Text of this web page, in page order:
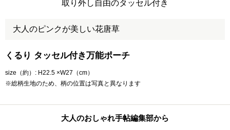
取り外し自由のタッセル付き
大人のピンクが美しい花唐草
くるり タッセル付き万能ポーチ
size（約）: H22.5 ×W27（cm）
※総柄生地のため、柄の位置は写真と異なります
大人のおしゃれ手帖編集部から